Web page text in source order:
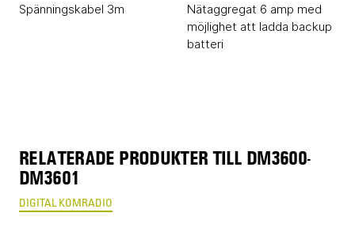
Spänningskabel 3m
Nätaggregat 6 amp med
möjlighet att ladda backup
batteri
RELATERADE PRODUKTER TILL DM3600-
DM3601
DIGITAL KOMRADIO